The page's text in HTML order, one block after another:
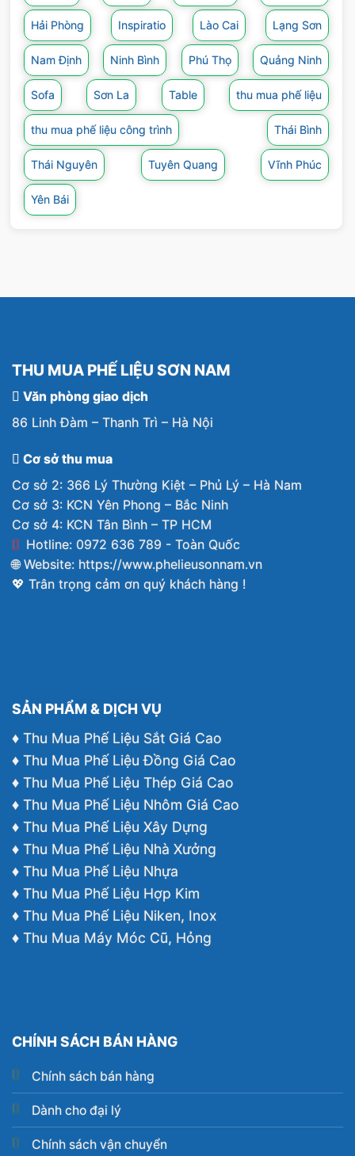
Hải Phòng Inspiratio Lào Cai Lạng Sơn
Nam Định Ninh Bình Phú Thọ Quảng Ninh
Sofa Sơn La Table thu mua phế liệu
thu mua phế liệu công trình Thái Bình
Thái Nguyên Tuyên Quang Vĩnh Phúc
Yên Bái
THU MUA PHẾ LIỆU SƠN NAM
Văn phòng giao dịch
86 Linh Đàm – Thanh Trì – Hà Nội
Cơ sở thu mua
Cơ sở 2: 366 Lý Thường Kiệt – Phủ Lý – Hà Nam
Cơ sở 3: KCN Yên Phong – Bắc Ninh
Cơ sở 4: KCN Tân Bình – TP HCM
Hotline: 0972 636 789 - Toàn Quốc
🌐 Website: https://www.phelieusonnam.vn
💖 Trân trọng cảm ơn quý khách hàng !
SẢN PHẨM & DỊCH VỤ
♦ Thu Mua Phế Liệu Sắt Giá Cao
♦ Thu Mua Phế Liệu Đồng Giá Cao
♦ Thu Mua Phế Liệu Thép Giá Cao
♦ Thu Mua Phế Liệu Nhôm Giá Cao
♦ Thu Mua Phế Liệu Xây Dựng
♦ Thu Mua Phế Liệu Nhà Xưởng
♦ Thu Mua Phế Liệu Nhựa
♦ Thu Mua Phế Liệu Hợp Kim
♦ Thu Mua Phế Liệu Niken, Inox
♦ Thu Mua Máy Móc Cũ, Hỏng
CHÍNH SÁCH BÁN HÀNG
Chính sách bán hàng
Dành cho đại lý
Chính sách vận chuyển